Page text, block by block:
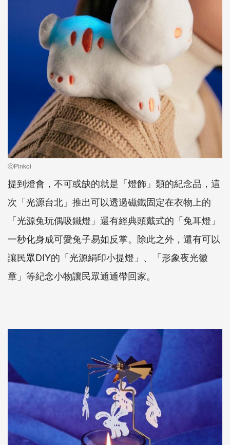
ⓒPinkoi
提到燈會，不可或缺的就是「燈飾」類的紀念品，這
次「光源台北」推出可以透過磁鐵固定在衣物上的
「光源兔玩偶吸鐵燈」還有經典頭戴式的「兔耳燈」
一秒化身成可愛兔子易如反掌。除此之外，還有可以
讓民眾DIY的「光源絹印小提燈」、「形象夜光徽
章」等紀念小物讓民眾通通帶回家。